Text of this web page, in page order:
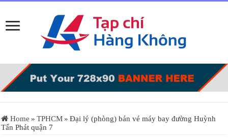
Home » TPHCM » Đại lý (phòng) bán vé máy bay đường Huỳnh
Tấn Phát quận 7